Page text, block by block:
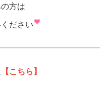
方は
ださい
【こちら】